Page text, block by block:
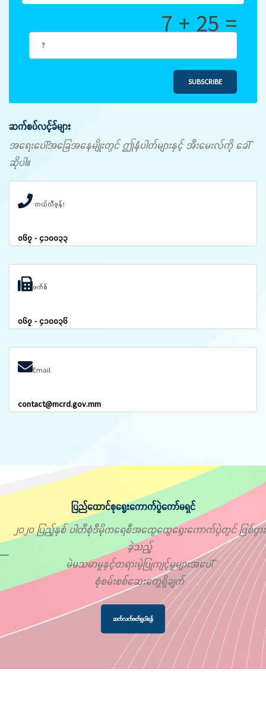
7 + 25 =
SUBSCRIBE
ဆက်စပ်လင့်ခ်များ
အရေးပေါ်အခြေအနေမျိုးတွင် ဤနံပါတ်များနှင့် အီးမေးလ်ကို ခေါ်
ဆိုပါ။
တယ်လီဖုန်း
၀၆၇ - ၄၁၀၀၃၃
ဖက်စ်
၀၆၇ - ၄၁၀၀၃၆
Email
contact@mcrd.gov.mm
ပြည်ထောင်စုရွေးကောက်ပွဲကော်မရှင်
၂၀၂၀ ပြည့်နှစ် ပါတီစုံဒီမိုကရေစီအထွေထွေရွေးကောက်ပွဲတွင် ဖြစ်ပွား
ခဲ့သည့်
မဲမသမာမှုနှင့်တရားမဲ့ပြုကျင့်မှုများအပေါ်
စုံစမ်းစစ်ဆေးတွေ့ရှိချက်
ဆက်လက်ဖတ်ရှုပါရန်